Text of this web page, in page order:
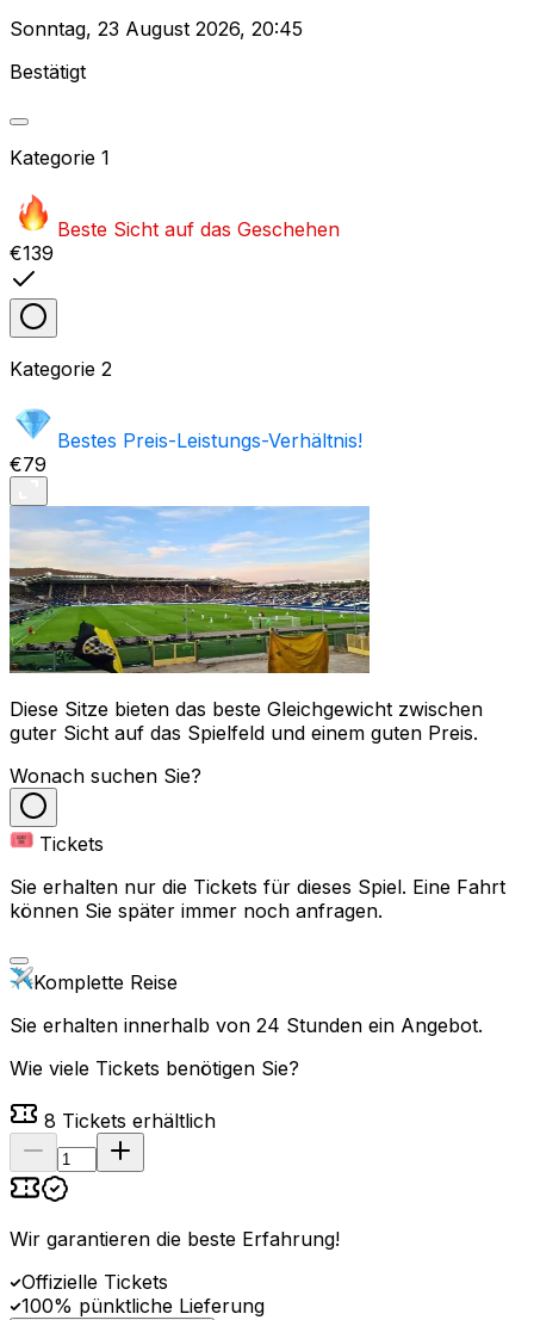
Sonntag, 23 August 2026, 20:45
Bestätigt
Kategorie 1
Beste Sicht auf das Geschehen
€139
Kategorie 2
Bestes Preis-Leistungs-Verhältnis!
€79
Diese Sitze bieten das beste Gleichgewicht zwischen
guter Sicht auf das Spielfeld und einem guten Preis.
Wonach suchen Sie?
Tickets
Sie erhalten nur die Tickets für dieses Spiel. Eine Fahrt
können Sie später immer noch anfragen.
Komplette Reise
Sie erhalten innerhalb von 24 Stunden ein Angebot.
Wie viele Tickets benötigen Sie?
8 Tickets erhältlich
Wir garantieren die beste Erfahrung!
Offizielle Tickets
100% pünktliche Lieferung